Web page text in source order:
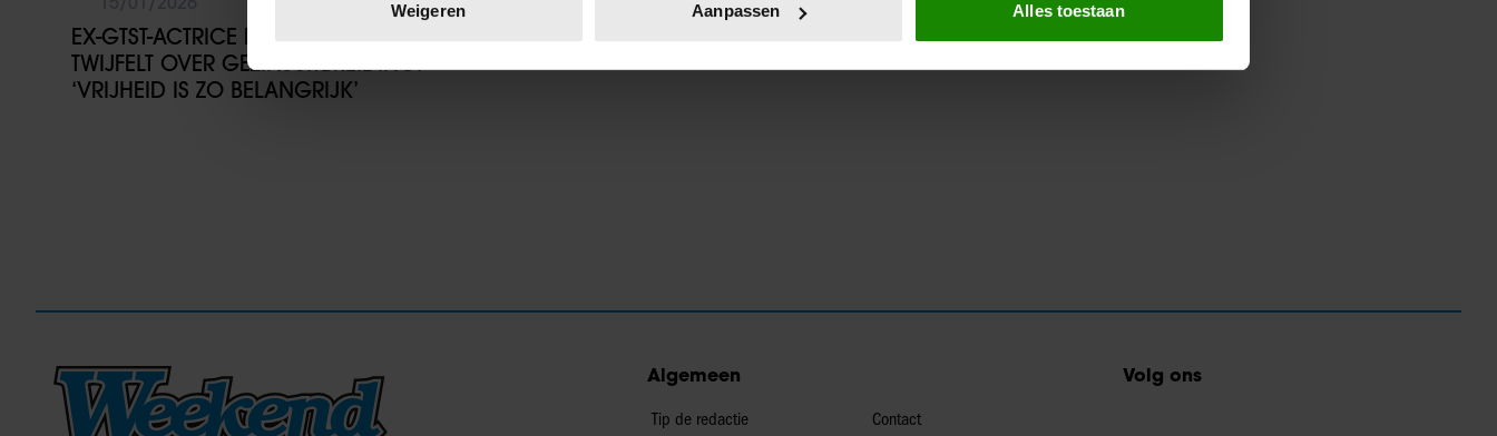
toestemming op elk moment wijzigen of intrekken in de Cookieverklaring.
We gebruiken cookies om content en advertenties te personaliseren, om functies voor social media te bieden en om ons
Weigeren Aanpassen Alles toestaan
EX-GTST-ACTRICE DILAN YURDAKUL
TWIJFELT OVER GEZINSUITBREIDING:
‘VRIJHEID IS ZO BELANGRIJK’
Algemeen
Tip de redactie Contact
Volg ons